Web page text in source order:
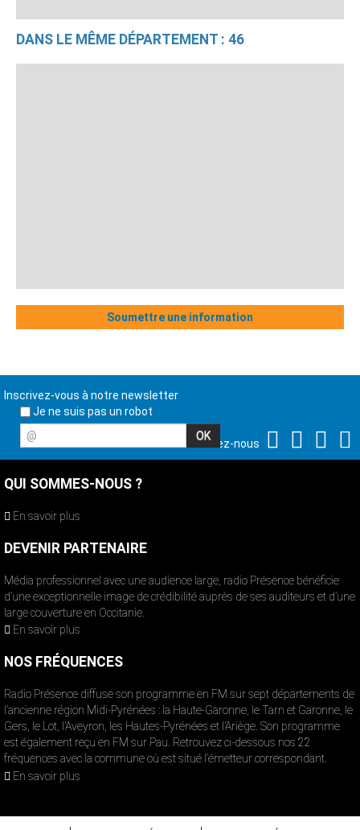
DANS LE MÊME DÉPARTEMENT : 46
Soumettre une information
Inscrivez-vous à notre newsletter
Je ne suis pas un robot
@
Suivez-nous
QUI SOMMES-NOUS ?
En savoir plus
DEVENIR PARTENAIRE
Média professionnel avec une audience large, radio Présence bénéficie
d’une exceptionnelle image de crédibilité auprès de ses auditeurs et d’une
large couverture en Occitanie.
En savoir plus
NOS FRÉQUENCES
Radio Présence diffuse son programme en FM sur sept départements de
l’ancienne région Midi-Pyrénées : la Haute-Garonne, le Tarn et Garonne, le
Gers, le Lot, l’Aveyron, les Hautes-Pyrénées et l’Ariège. Son programme
est également reçu en FM sur Pau. Retrouvez ci-dessous nos 22
fréquences avec la commune où est situé l’émetteur correspondant.
En savoir plus